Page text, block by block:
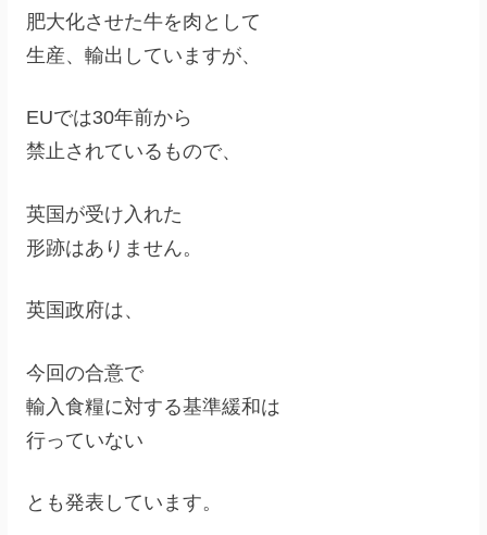
肥大化させた牛を肉として
生産、輸出していますが、
EUでは30年前から
禁止されているもので、
英国が受け入れた
形跡はありません。
英国政府は、
今回の合意で
輸入食糧に対する基準緩和は
行っていない
とも発表しています。